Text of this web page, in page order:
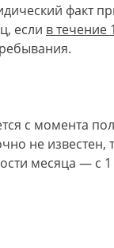
факт
если в течение
с момента
не известен,
месяца — с